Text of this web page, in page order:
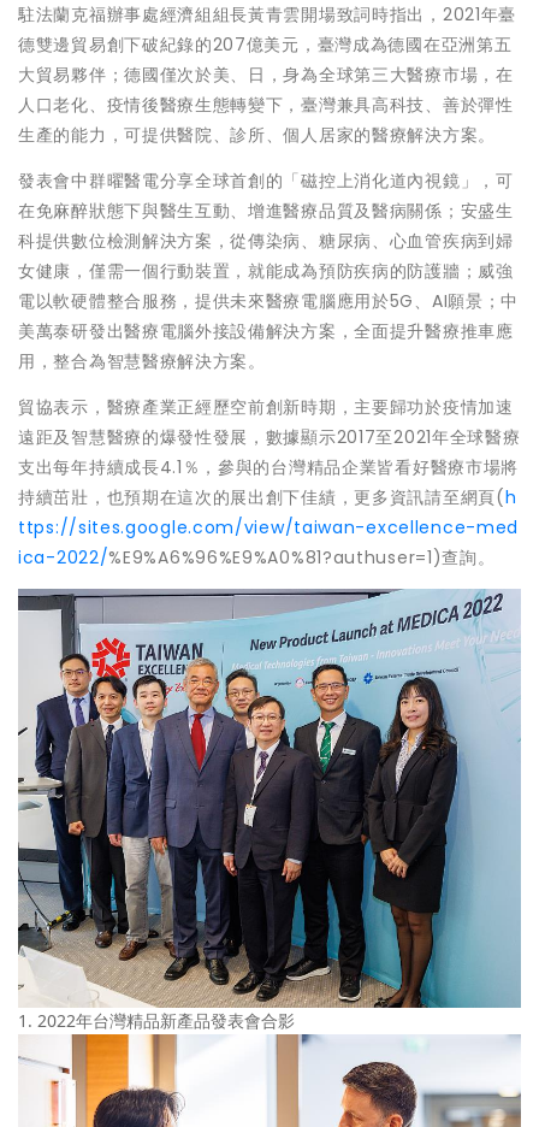
駐法蘭克福辦事處經濟組組長黃青雲開場致詞時指出，2021年臺
德雙邊貿易創下破紀錄的207億美元，臺灣成為德國在亞洲第五
大貿易夥伴；德國僅次於美、日，身為全球第三大醫療市場，在
人口老化、疫情後醫療生態轉變下，臺灣兼具高科技、善於彈性
生產的能力，可提供醫院、診所、個人居家的醫療解決方案。
發表會中群曜醫電分享全球首創的「磁控上消化道內視鏡」，可
在免麻醉狀態下與醫生互動、增進醫療品質及醫病關係；安盛生
科提供數位檢測解決方案，從傳染病、糖尿病、心血管疾病到婦
女健康，僅需一個行動裝置，就能成為預防疾病的防護牆；威強
電以軟硬體整合服務，提供未來醫療電腦應用於5G、AI願景；中
美萬泰研發出醫療電腦外接設備解決方案，全面提升醫療推車應
用，整合為智慧醫療解決方案。
貿協表示，醫療產業正經歷空前創新時期，主要歸功於疫情加速
遠距及智慧醫療的爆發性發展，數據顯示2017至2021年全球醫療
支出每年持續成長4.1％，參與的台灣精品企業皆看好醫療市場將
持續茁壯，也預期在這次的展出創下佳績，更多資訊請至網頁(h
ttps://sites.google.com/view/taiwan-excellence-med
ica-2022/%E9%A6%96%E9%A0%81?authuser=1)查詢。
1. 2022年台灣精品新產品發表會合影